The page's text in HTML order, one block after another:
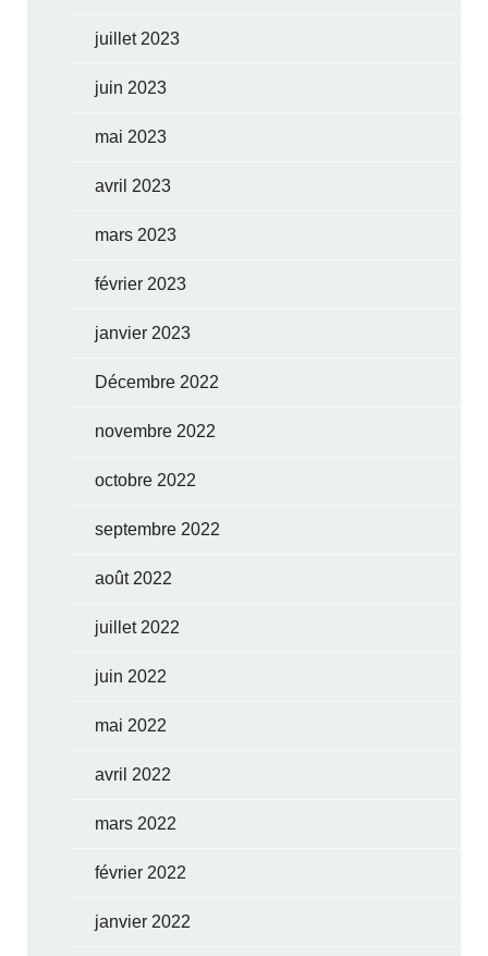
juillet 2023
juin 2023
mai 2023
avril 2023
mars 2023
février 2023
janvier 2023
Décembre 2022
novembre 2022
octobre 2022
septembre 2022
août 2022
juillet 2022
juin 2022
mai 2022
avril 2022
mars 2022
février 2022
janvier 2022